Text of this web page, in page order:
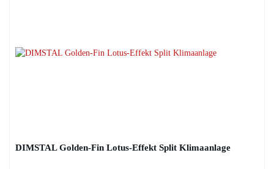
DIMSTAL Golden-Fin Lotus-Effekt Split Klimaanlage